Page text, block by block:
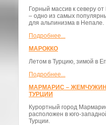
Горный массив к северу
– одно из самых
для альпинизма в Непале.
Подробнее...
МАРОККО
Летом в Турцию, зимой в
Подробнее...
МАРМАРИС –
ТУРЦИИ
Курортный город
расположен в юго-
Турции.